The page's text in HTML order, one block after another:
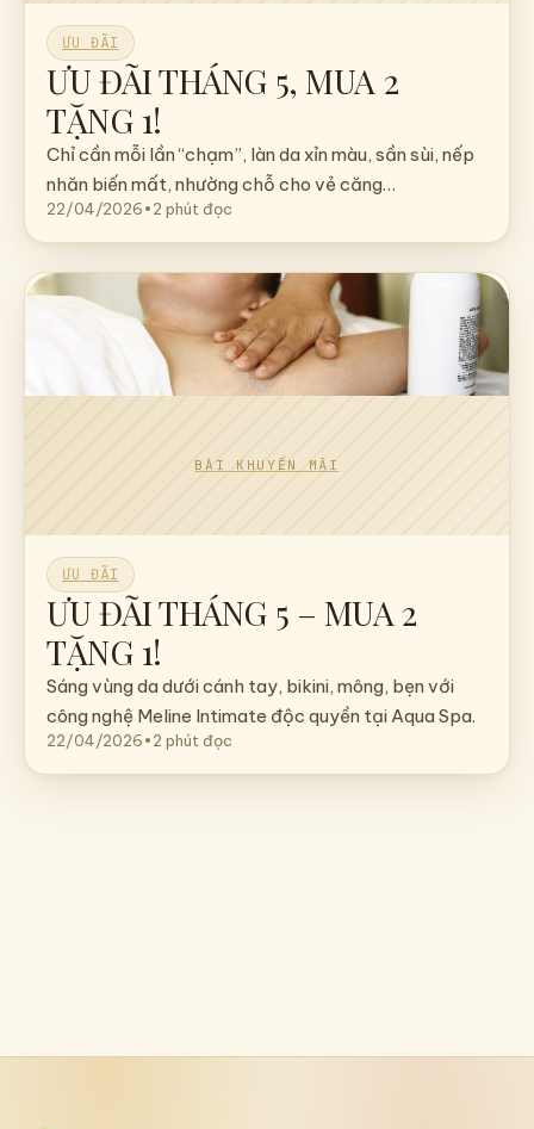
ƯU ĐÃI
ƯU ĐÃI THÁNG 5, MUA 2
TẶNG 1!
Chỉ cần mỗi lần “chạm”, làn da xỉn màu, sần sùi, nếp
nhăn biến mất, nhường chỗ cho vẻ căng…
22/04/2026•2 phút đọc
ƯU ĐÃI
ƯU ĐÃI THÁNG 5 – MUA 2
TẶNG 1!
Sáng vùng da dưới cánh tay, bikini, mông, bẹn với
công nghệ Meline Intimate độc quyền tại Aqua Spa.
22/04/2026•2 phút đọc